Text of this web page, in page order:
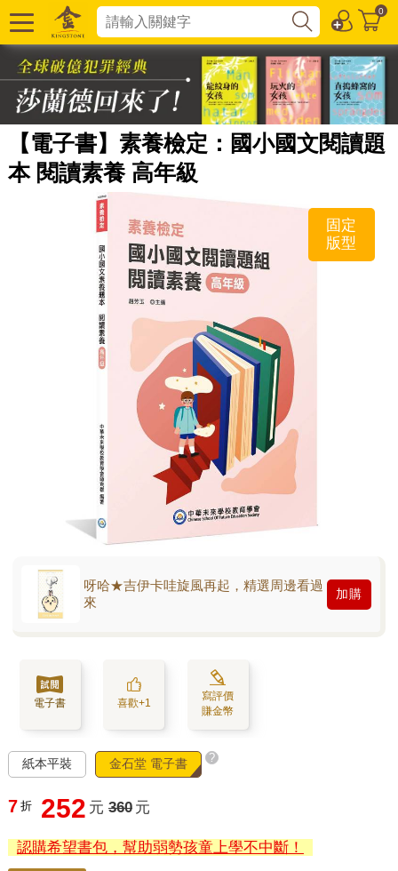
0
【電子書】素養檢定：國小國文閱讀題
本 閱讀素養 高年級
固定
版型
呀哈★吉伊卡哇旋風再起，精選周邊看過
來
加購
電子書 喜歡+1
寫評價
賺金幣
紙本平裝 金石堂 電子書 ?
7 折 252 元 360 元
認購希望書包，幫助弱勢孩童上學不中斷！